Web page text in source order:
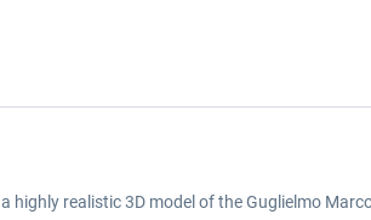
realistic 3D model of the Guglielmo